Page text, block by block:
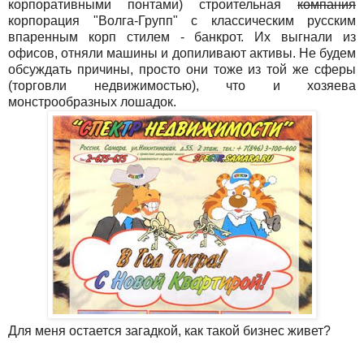
корпоративными понтами) строительная компания
корпорация "Волга-Групп" с классическим русским
впаренным корп стилем - банкрот. Их выгнали из
офисов, отняли машины и допиливают активы. Не будем
обсуждать причины, просто они тоже из той же сферы
(торговли недвижимостью), что и хозяева
монстрообразных лошадок.
Для меня остается загадкой, как такой бизнес живет?